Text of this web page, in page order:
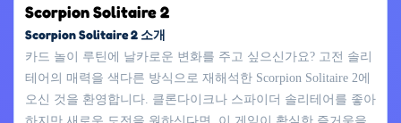
Scorpion Solitaire 2
Scorpion Solitaire 2 소개
카드 놀이 루틴에 날카로운 변화를 주고 싶으신가요? 고전 솔리
테어의 매력을 색다른 방식으로 재해석한 Scorpion Solitaire 2에
오신 것을 환영합니다. 클론다이크나 스파이더 솔리테어를 좋아